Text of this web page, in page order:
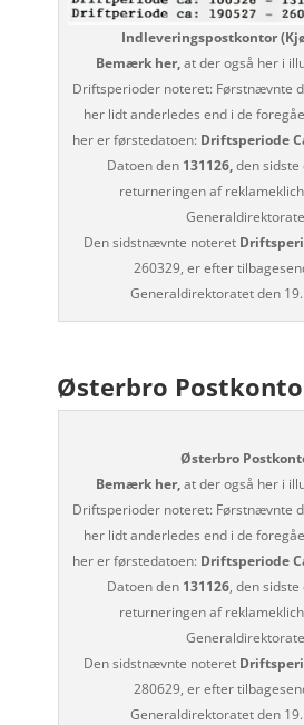
Indleveringspostkontor
Bemærk her,at der også her i
Driftsperioder noteret: Førstnævnte
her lidt anderledes end i de
her er førstedatoen: Driftsperiode
Datoen den 131126,den
returneringen af
Den sidstnævnte noteret
260329, er efter
Generaldirektoratet den
Østerbro
Østerbro
Bemærk her,at der også her i
Driftsperioder noteret: Førstnævnte
her lidt anderledes end i de
her er førstedatoen: Driftsperiode
Datoen den 131126, den
returneringen af
Den sidstnævnte noteret
280629, er efter
Generaldirektoratet den